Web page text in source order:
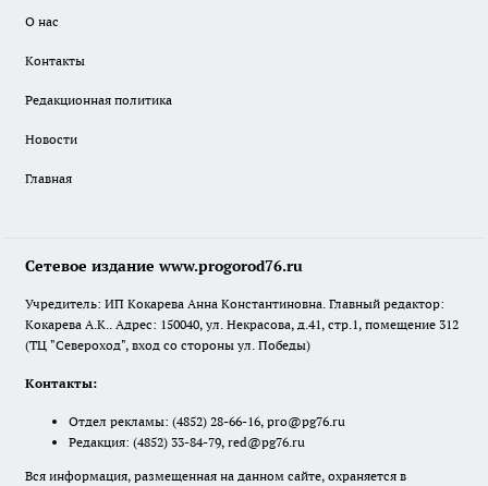
О нас
Контакты
Редакционная политика
Новости
Главная
Сетевое издание www.progorod76.ru
Учредитель: ИП Кокарева Анна Константиновна. Главный редактор:
Кокарева А.К.. Адрес: 150040, ул. Некрасова, д.41, стр.1, помещение 312
(ТЦ "Североход", вход со стороны ул. Победы)
Контакты:
Отдел рекламы: (4852) 28-66-16, pro@pg76.ru
Редакция: (4852) 33-84-79, red@pg76.ru
Вся информация, размещенная на данном сайте, охраняется в